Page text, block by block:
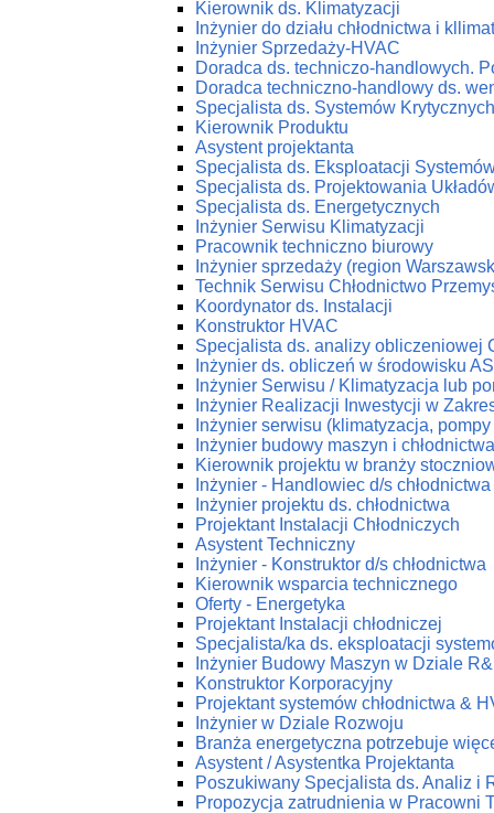
Kierownik ds. Klimatyzacji
Inżynier do działu chłodnictwa i
Inżynier Sprzedaży-HVAC
Doradca ds. techniczo-handlowych.
Doradca techniczno-handlowy ds.
Specjalista ds. Systemów Krytycznych
Kierownik Produktu
Asystent projektanta
Specjalista ds. Eksploatacji
Specjalista ds. Projektowania
Specjalista ds. Energetycznych
Inżynier Serwisu Klimatyzacji
Pracownik techniczno biurowy
Inżynier sprzedaży (region
Technik Serwisu Chłodnictwo
Koordynator ds. Instalacji
Konstruktor HVAC
Specjalista ds. analizy obliczeniowej
Inżynier ds. obliczeń w środowisku
Inżynier Serwisu / Klimatyzacja lub
Inżynier Realizacji Inwestycji w
Inżynier serwisu (klimatyzacja, pompy
Inżynier budowy maszyn i chłodnictwa
Kierownik projektu w branży
Inżynier - Handlowiec d/s chłodnictwa
Inżynier projektu ds. chłodnictwa
Projektant Instalacji Chłodniczych
Asystent Techniczny
Inżynier - Konstruktor d/s chłodnictwa
Kierownik wsparcia technicznego
Oferty - Energetyka
Projektant Instalacji chłodniczej
Specjalista/ka ds. eksploatacji
Inżynier Budowy Maszyn w Dziale
Konstruktor Korporacyjny
Projektant systemów chłodnictwa &
Inżynier w Dziale Rozwoju
Branża energetyczna potrzebuje
Asystent / Asystentka Projektanta
Poszukiwany Specjalista ds. Analiz i
Propozycja zatrudnienia w Pracowni